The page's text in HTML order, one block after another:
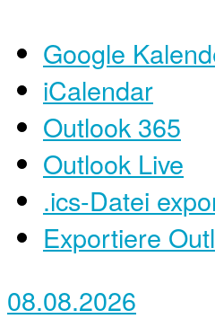
Google
iCalendar
Outlook 365
Outlook Live
.ics-Datei
Exportiere
08.08.2026